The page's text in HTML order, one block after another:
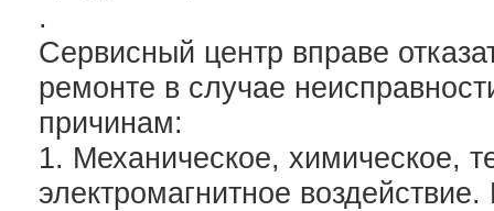
.
Сервисный центр вправе
ремонте в случае
причинам:
1. Механическое, химическое,
электромагнитное